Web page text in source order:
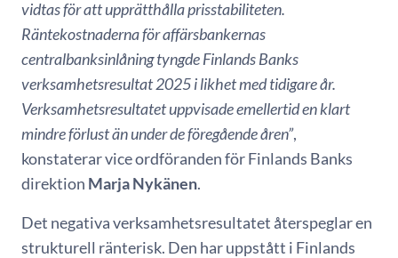
vidtas för att upprätthålla prisstabiliteten.
Räntekostnaderna för affärsbankernas
centralbanksinlåning tyngde Finlands Banks
verksamhetsresultat 2025 i likhet med tidigare år.
Verksamhetsresultatet uppvisade emellertid en klart
mindre förlust än under de föregående åren”,
konstaterar vice ordföranden för Finlands Banks
direktion Marja Nykänen.
Det negativa verksamhetsresultatet återspeglar en
strukturell ränterisk. Den har uppstått i Finlands